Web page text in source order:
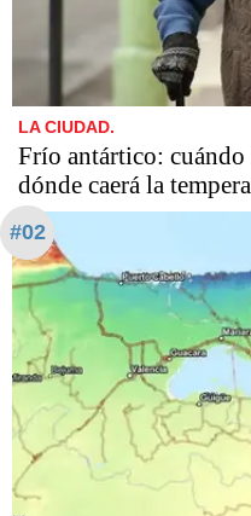
LA CIUDAD.
Frío antártico: cuándo
dónde caerá la
#02